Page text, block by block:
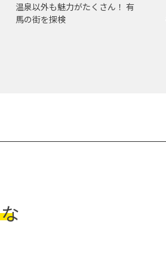
温泉以外も魅力がたくさん！ 有
馬の街を探検
な